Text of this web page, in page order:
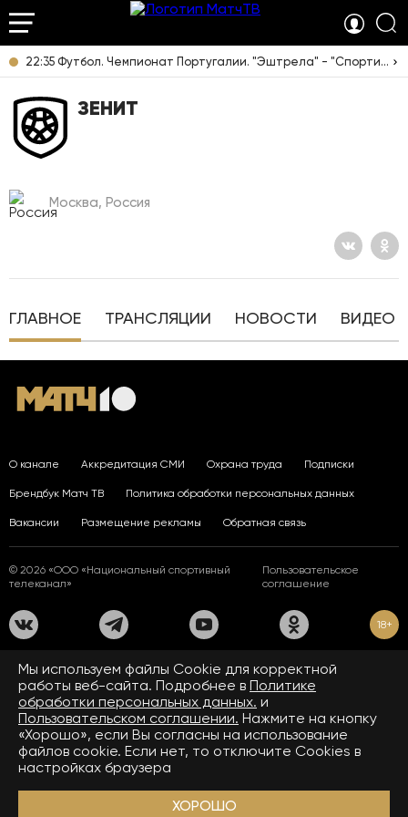
22:35 Футбол. Чемпионат Португалии. "Эштрела" - "Спортинг". Прямая трансляция
ЗЕНИТ
Москва, Россия
ГЛАВНОЕ ТРАНСЛЯЦИИ НОВОСТИ ВИДЕО
О канале Аккредитация СМИ Охрана труда Подписки
Брендбук Матч ТВ Политика обработки персональных данных
Вакансии Размещение рекламы Обратная связь
© 2026 «ООО «Национальный спортивный
телеканал»
Пользовательское
соглашение
18+
На сайте применяются рекомендательные технологии. Подробнее
Правилах применения рекомендательных технологий.
Средство массовой информации сетевое издание «www.matchtv.ru»
зарегистрировано Федеральной службой по надзору в сфере связи,
информационных технологий и массовых коммуникаций (Роскомнадзор).
Свидетельство о регистрации средства массовой информации ЭЛ № ФС 77 - 72390
от 28.02.2018. Название — www.matchtv.ru.
Учредитель (соучредители) СМИ сетевого издания «www.matchtv.ru»: ООО
«Национальный спортивный телеканал», главный редактор СМИ сетевого издания
сетевого издания «www.matchtv.ru»:matchtv@matchtv.ru
Мы используем файлы Сookie для корректной
работы веб-сайта. Подробнее в Политике
обработки персональных данных. и
Пользовательском соглашении. Нажмите на кнопку
«Хорошо», если Вы согласны на использование
файлов cookie. Если нет, то отключите Cookies в
настройках браузера
ХОРОШО